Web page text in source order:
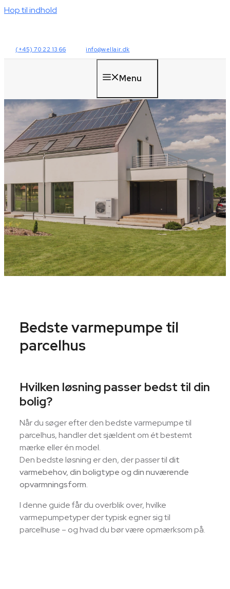
Hop til indhold
(+45) 70 22 13 66 info@wellair.dk
Menu
Bedste varmepumpe til
parcelhus
Hvilken løsning passer bedst til din
bolig?
Når du søger efter den bedste varmepumpe til
parcelhus, handler det sjældent om ét bestemt
mærke eller én model.
Den bedste løsning er den, der passer tildit
varmebehov, din boligtype og din nuværende
opvarmningsform.
I denne guide får du overblik over, hvilke
varmepumpetyper der typisk egner sig til
parcelhuse – og hvad du bør være opmærksom på.